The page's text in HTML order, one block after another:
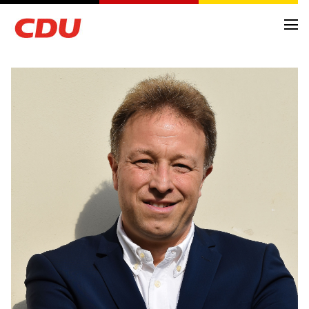
NEWS
ARCHIV
TERMINE
KREISVORSTAND
ORTSVERBÄNDE
FRAKTIONSMITGLIEDER
ANTRÄGE UND ANFRAGEN